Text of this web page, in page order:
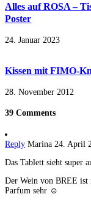
Alles auf ROSA –
Poster
24. Januar 2023
Kissen mit FIMO-
28. November 2012
39 Comments
Reply Marina 24. April
Das Tablett sieht super
Der Wein von BREE ist
Parfum sehr ☺️